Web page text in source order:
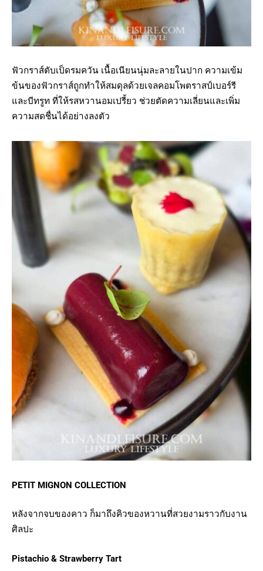
ฟัวกราส์ตับเป็ดรมควัน เนื้อเนียนนุ่มละลายในปาก ความเข้ม
ข้นของฟัวกราส์ถูกทำให้สมดุลด้วยเจลคอมโพตราสป์เบอร์รี
และบีทรูท ที่ให้รสหวานอมเปรี้ยว ช่วยตัดความเลี่ยนและเพิ่ม
ความสดชื่นได้อย่างลงตัว
PETIT MIGNON COLLECTION
หลังจากจบของคาว ก็มาถึงคิวของหวานที่สวยงามราวกับงาน
ศิลปะ
Pistachio & Strawberry Tart